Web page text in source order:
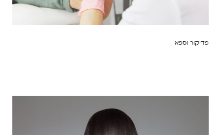
פדיקור וספא